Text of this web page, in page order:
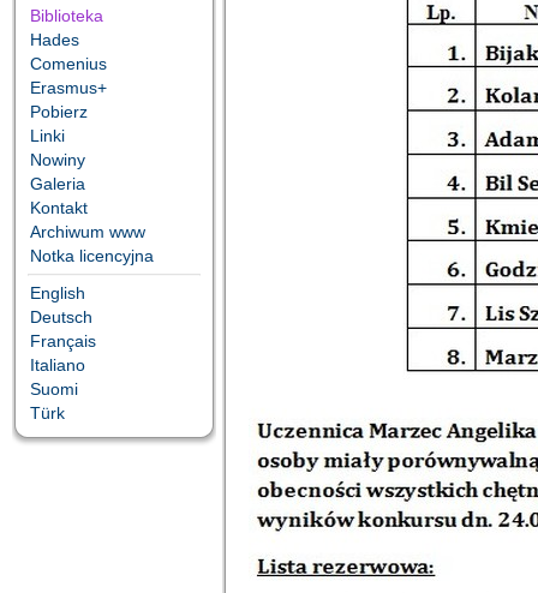
Biblioteka
Hades
Comenius
Erasmus+
Pobierz
Linki
Nowiny
Galeria
Kontakt
Archiwum www
Notka licencyjna
English
Deutsch
Français
Italiano
Suomi
Türk